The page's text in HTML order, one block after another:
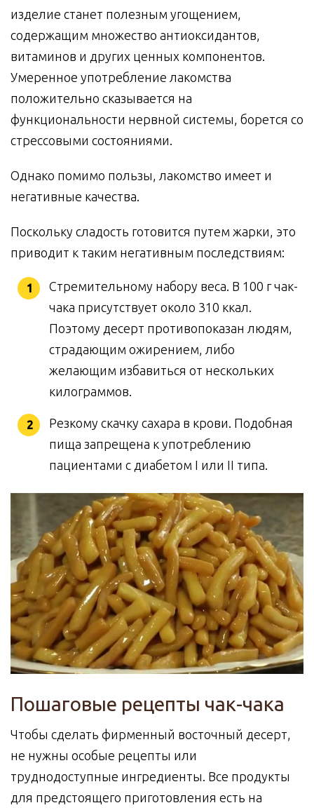
изделие станет полезным угощением,
содержащим множество антиоксидантов,
витаминов и других ценных компонентов.
Умеренное употребление лакомства
положительно сказывается на
функциональности нервной системы, борется со
стрессовыми состояниями.
Однако помимо пользы, лакомство имеет и
негативные качества.
Поскольку сладость готовится путем жарки, это
приводит к таким негативным последствиям:
Стремительному набору веса. В 100 г чак-
чака присутствует около 310 ккал.
Поэтому десерт противопоказан людям,
страдающим ожирением, либо
желающим избавиться от нескольких
килограммов.
Резкому скачку сахара в крови. Подобная
пища запрещена к употреблению
пациентами с диабетом I или II типа.
Пошаговые рецепты чак-чака
Чтобы сделать фирменный восточный десерт,
не нужны особые рецепты или
труднодоступные ингредиенты. Все продукты
для предстоящего приготовления есть на